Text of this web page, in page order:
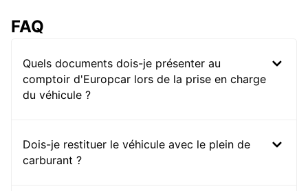
FAQ
Quels documents dois-je présenter au
comptoir d'Europcar lors de la prise en charge
du véhicule ?
Dois-je restituer le véhicule avec le plein de
carburant ?